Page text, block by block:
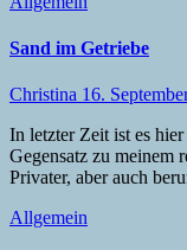
Sand im Getriebe
Christina 16.
In letzter Zeit ist es hier ein wenig ruhiger geworden, ganz im
Gegensatz zu meinem
Privater, aber auch
Allgemein